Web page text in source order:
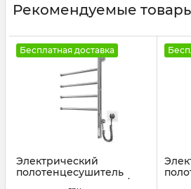
Рекомендуемые
Бесплатная доставка
Электрический
полотенцесушитель
Mario Веер-I 600х445/55